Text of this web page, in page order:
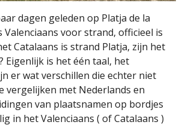
dagen geleden op Platja de la
Valenciaans voor strand, officieel is
Catalaans is strand Platja, zijn het
Eigenlijk is het één taal, het
er wat verschillen die echter niet
vergelijken met Nederlands en
van plaatsnamen op bordjes
in het Valenciaans ( of Catalaans )